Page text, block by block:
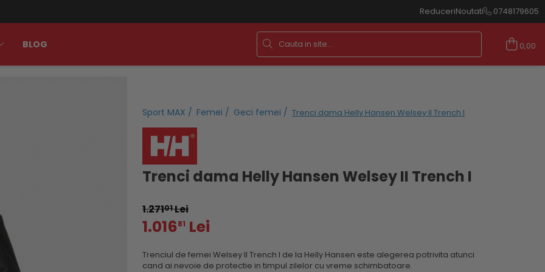
ReduceriNoutati 0748179605
BLOG 0,00
Sport MAX / Femei / Geci femei / Trenci dama Helly Hansen Welsey II Trench I
Trenci dama Helly Hansen Welsey II Trench I
1.27101Lei
1.01681 Lei
Trenciul de femei Welsey II Trench I de la Helly Hansen este alegerea potrivita atunci
cand ai nevoie de protectie in timpul zilelor cu vreme schimbatoare.